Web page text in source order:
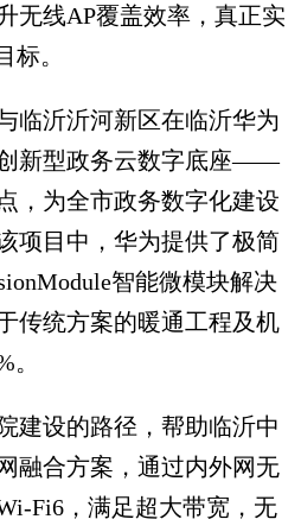
无线AP覆盖效率，真正实
标。
沂沂河新区在临沂华为
新型政务云数字底座——
，为全市政务数字化建设
项目中，华为提供了极简
智能微模块解决
传统方案的暖通工程及机
设的路径，帮助临沂中
融合方案，通过内外网无
Fi6，满足超大带宽，无